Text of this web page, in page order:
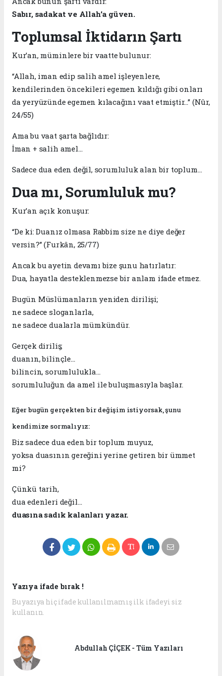
Sabır, sadakat ve Allah’a güven.
Toplumsal İktidarın Şartı
Kur’an, müminlere bir vaatte bulunur:
“Allah, iman edip salih amel işleyenlere,
kendilerinden öncekileri egemen kıldığı gibi onları
da yeryüzünde egemen kılacağını vaat etmiştir…” (Nûr,
24/55)
Ama bu vaat şarta bağlıdır:
İman + salih amel…
Sadece dua eden değil, sorumluluk alan bir toplum…
Dua mı, Sorumluluk mu?
Kur’an açık konuşur:
“De ki: Duanız olmasa Rabbim size ne diye değer
versin?” (Furkân, 25/77)
Ancak bu ayetin devamı bize şunu hatırlatır:
Dua, hayatla desteklenmezse bir anlam ifade etmez.
Bugün Müslümanların yeniden dirilişi;
ne sadece sloganlarla,
ne sadece dualarla mümkündür.
Gerçek diriliş;
duanın, bilinçle…
bilincin, sorumlulukla…
sorumluluğun da amel ile buluşmasıyla başlar.
Eğer bugün gerçekten bir değişim istiyorsak, şunu
kendimize sormalıyız:
Biz sadece dua eden bir toplum muyuz,
yoksa duasının gereğini yerine getiren bir ümmet
mi?
Çünkü tarih,
dua edenleri değil…
duasına sadık kalanları yazar.
Yazıya ifade bırak !
Bu yazıya hiç ifade kullanılmamış ilk ifadeyi siz
kullanın.
Abdullah ÇİÇEK - Tüm Yazıları